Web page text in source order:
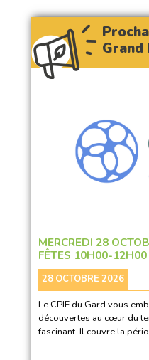
Grand
MERCREDI 28
FÊTES 10H00-12H00
28 OCTOBRE 2026
Le CPIE du Gard vous
découvertes au cœur du
fascinant. Il couvre la